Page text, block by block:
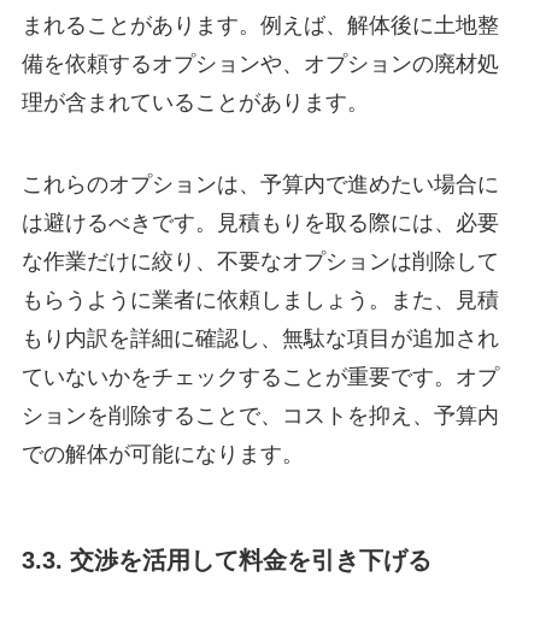
まれることがあります。例えば、解体後に土地整
備を依頼するオプションや、オプションの廃材処
理が含まれていることがあります。
これらのオプションは、予算内で進めたい場合に
は避けるべきです。見積もりを取る際には、必要
な作業だけに絞り、不要なオプションは削除して
もらうように業者に依頼しましょう。また、見積
もり内訳を詳細に確認し、無駄な項目が追加され
ていないかをチェックすることが重要です。オプ
ションを削除することで、コストを抑え、予算内
での解体が可能になります。
3.3. 交渉を活用して料金を引き下げる